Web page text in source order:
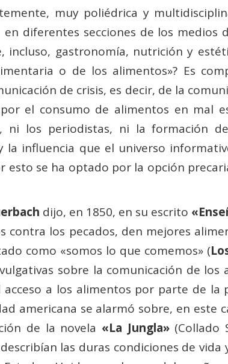
muy poliédrica y
diferentes secciones de los medios
incluso, gastronomía, nutrición y
o de los alimentos»? Es
de crisis, es decir, de la
el consumo de alimentos en mal
ni los periodistas, ni la formación
influencia que el universo
se ha optado por la opción
dijo, en 1850, en su escrito
contra los pecados, den mejores
como «somos lo que comemos» (
sobre la comunicación de
a los alimentos por parte de la
americana se alarmó sobre, en este
de la novela «La Jungla»(Collado
describían las duras condiciones de